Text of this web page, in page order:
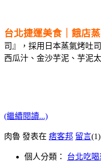
台北捷運美食｜餓店
司』，採用日本蒸氣烤吐
西瓜汁、金沙芋泥、芋泥
(繼續閱讀...)
肉魯 發表在 痞客邦 留言(1)
個人分類： 台北吃